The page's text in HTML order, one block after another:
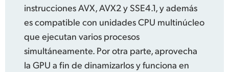
instrucciones AVX, AVX2 y SSE4.1, y además
es compatible con unidades CPU multinúcleo
que ejecutan varios procesos
simultáneamente. Por otra parte, aprovecha
la GPU a fin de dinamizarlos y funciona en